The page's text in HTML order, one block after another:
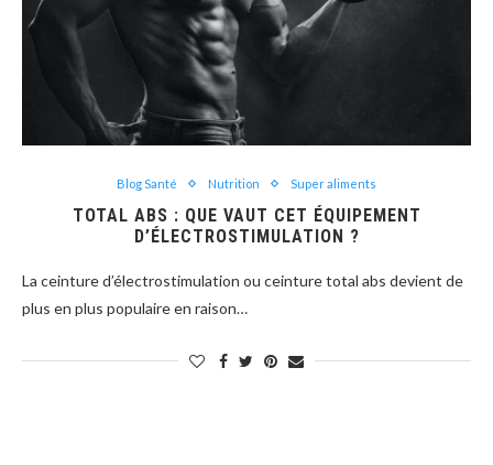
Blog Santé Nutrition Super aliments
TOTAL ABS : QUE VAUT CET ÉQUIPEMENT
D’ÉLECTROSTIMULATION ?
La ceinture d’électrostimulation ou ceinture total abs devient de
plus en plus populaire en raison…